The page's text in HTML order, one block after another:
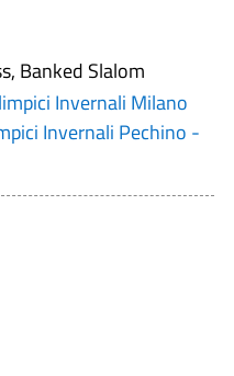
Banked Slalom
Invernali Milano
Invernali Pechino -